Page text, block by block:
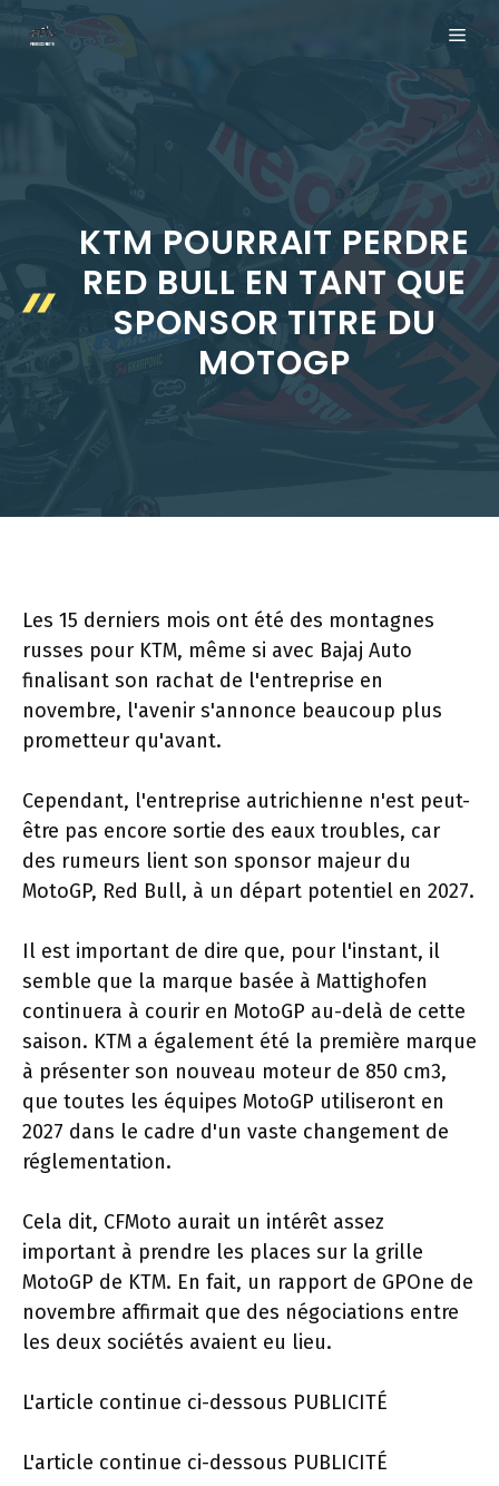
KTM POURRAIT PERDRE
RED BULL EN TANT QUE
SPONSOR TITRE DU
MOTOGP
Les 15 derniers mois ont été des montagnes
russes pour KTM, même si avec Bajaj Auto
finalisant son rachat de l'entreprise en
novembre, l'avenir s'annonce beaucoup plus
prometteur qu'avant.
Cependant, l'entreprise autrichienne n'est peut-
être pas encore sortie des eaux troubles, car
des rumeurs lient son sponsor majeur du
MotoGP, Red Bull, à un départ potentiel en 2027.
Il est important de dire que, pour l'instant, il
semble que la marque basée à Mattighofen
continuera à courir en MotoGP au-delà de cette
saison. KTM a également été la première marque
à présenter son nouveau moteur de 850 cm3,
que toutes les équipes MotoGP utiliseront en
2027 dans le cadre d'un vaste changement de
réglementation.
Cela dit, CFMoto aurait un intérêt assez
important à prendre les places sur la grille
MotoGP de KTM. En fait, un rapport de GPOne de
novembre affirmait que des négociations entre
les deux sociétés avaient eu lieu.
L'article continue ci-dessous PUBLICITÉ
L'article continue ci-dessous PUBLICITÉ